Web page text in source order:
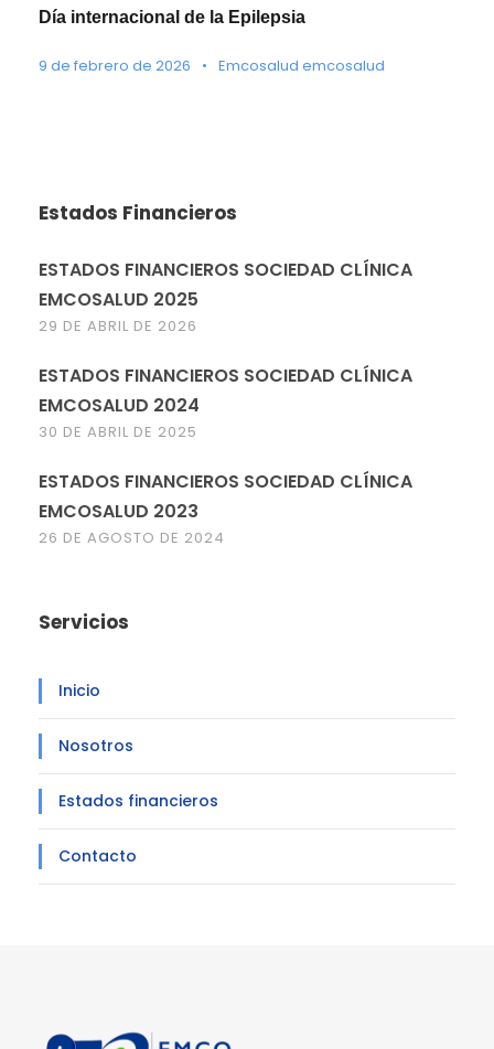
Día internacional de la Epilepsia
9 de febrero de 2026 • Emcosalud emcosalud
Estados Financieros
ESTADOS FINANCIEROS SOCIEDAD CLÍNICA
EMCOSALUD 2025
29 DE ABRIL DE 2026
ESTADOS FINANCIEROS SOCIEDAD CLÍNICA
EMCOSALUD 2024
30 DE ABRIL DE 2025
ESTADOS FINANCIEROS SOCIEDAD CLÍNICA
EMCOSALUD 2023
26 DE AGOSTO DE 2024
Servicios
Inicio
Nosotros
Estados financieros
Contacto